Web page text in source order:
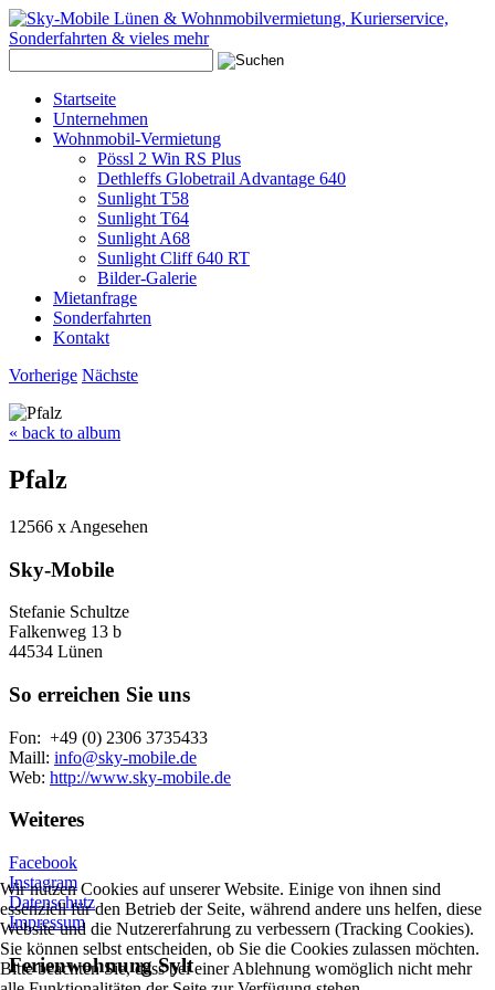
Startseite
Unternehmen
Wohnmobil-Vermietung
Pössl 2 Win RS Plus
Dethleffs Globetrail Advantage 640
Sunlight T58
Sunlight T64
Sunlight A68
Sunlight Cliff 640 RT
Bilder-Galerie
Mietanfrage
Sonderfahrten
Kontakt
Vorherige Nächste
« back to album
Pfalz
12566 x Angesehen
Sky-Mobile
Stefanie Schultze
Falkenweg 13 b
44534 Lünen
So erreichen Sie uns
Fon: +49 (0) 2306 3735433
Maill: info@sky-mobile.de
Web: http://www.sky-mobile.de
Weiteres
Facebook
Instagram
Datenschutz
Impressum
Ferienwohnung Sylt
Wir nutzen Cookies auf unserer Website. Einige von ihnen sind
essenziell für den Betrieb der Seite, während andere uns helfen, diese
Website und die Nutzererfahrung zu verbessern (Tracking Cookies).
Sie können selbst entscheiden, ob Sie die Cookies zulassen möchten.
Bitte beachten Sie, dass bei einer Ablehnung womöglich nicht mehr